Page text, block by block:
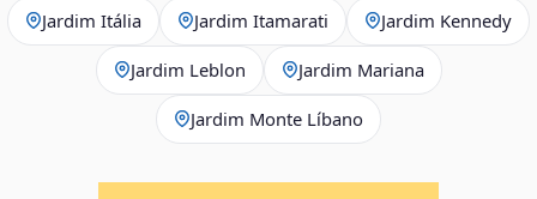
Jardim Itália Jardim Itamarati Jardim Kennedy
Jardim Leblon Jardim Mariana
Jardim Monte Líbano